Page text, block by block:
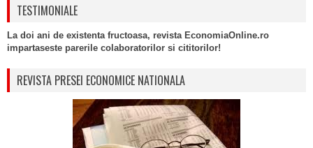
TESTIMONIALE
La doi ani de existenta fructoasa, revista EconomiaOnline.ro
impartaseste parerile colaboratorilor si cititorilor!
REVISTA PRESEI ECONOMICE NATIONALA